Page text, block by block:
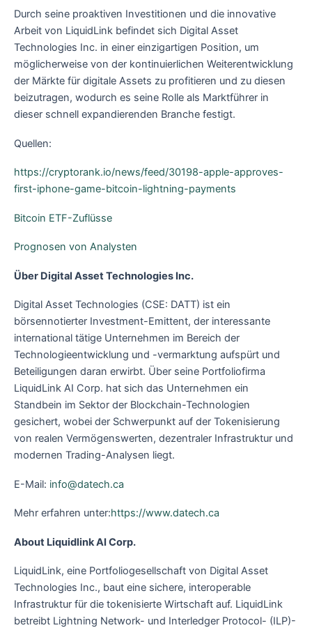
Durch seine proaktiven Investitionen und die innovative
Arbeit von LiquidLink befindet sich Digital Asset
Technologies Inc. in einer einzigartigen Position, um
möglicherweise von der kontinuierlichen Weiterentwicklung
der Märkte für digitale Assets zu profitieren und zu diesen
beizutragen, wodurch es seine Rolle als Marktführer in
dieser schnell expandierenden Branche festigt.
Quellen:
https://cryptorank.io/news/feed/30198-apple-approves-
first-iphone-game-bitcoin-lightning-payments
Bitcoin ETF-Zuflüsse
Prognosen von Analysten
Über Digital Asset Technologies Inc.
Digital Asset Technologies (CSE: DATT) ist ein
börsennotierter Investment-Emittent, der interessante
international tätige Unternehmen im Bereich der
Technologieentwicklung und -vermarktung aufspürt und
Beteiligungen daran erwirbt. Über seine Portfoliofirma
LiquidLink AI Corp. hat sich das Unternehmen ein
Standbein im Sektor der Blockchain-Technologien
gesichert, wobei der Schwerpunkt auf der Tokenisierung
von realen Vermögenswerten, dezentraler Infrastruktur und
modernen Trading-Analysen liegt.
E-Mail: info@datech.ca
Mehr erfahren unter:https://www.datech.ca
About Liquidlink AI Corp.
LiquidLink, eine Portfoliogesellschaft von Digital Asset
Technologies Inc., baut eine sichere, interoperable
Infrastruktur für die tokenisierte Wirtschaft auf. LiquidLink
betreibt Lightning Network- und Interledger Protocol- (ILP)-